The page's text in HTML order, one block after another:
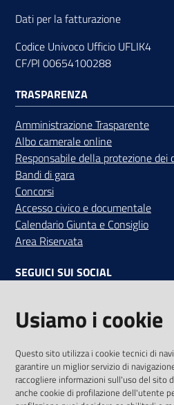
Dati per la fatturazione
Codice Univoco Ufficio UFLIK4
CF/PI 00654100288
TRASPARENZA
Amministrazione Trasparente
Albo camerale online
Responsabile della protezione dei
Bandi di gara
Concorsi
Accesso civico e documentale
Calendario Giunta e Consiglio
Area Riservata
SEGUICI SUI SOCIAL
Ricevi tutti gli aggiornamenti su
adempimenti normativi
Usiamo i cookie
Questo sito utilizza i cookie tecnici di
garantire un miglior servizio di
raccogliere informazioni sull'uso del sito
anche cookie di profilazione dell'utente